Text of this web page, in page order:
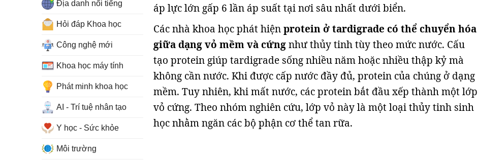
áp lực lớn gấp 6 lần áp suất tại nơi sâu nhất dưới biển.
Các nhà khoa học phát hiệnprotein ở tardigrade có thể chuyển hóa
giữa dạng vỏ mềm và cứngnhư thủy tinh tùy theo mức nước. Cấu
tạo protein giúp tardigrade sống nhiều năm hoặc nhiều thập kỷ mà
không cần nước. Khi được cấp nước đầy đủ, protein của chúng ở dạng
mềm. Tuy nhiên, khi mất nước, các protein bắt đầu xếp thành một lớp
vỏ cứng. Theo nhóm nghiên cứu, lớp vỏ này là một loại thủy tinh sinh
học nhằm ngăn các bộ phận cơ thể tan rữa.
Địa danh nổi tiếng
Hỏi đáp Khoa học
Công nghệ mới
Khoa học máy tính
Phát minh khoa học
AI - Trí tuệ nhân tạo
Y học - Sức khỏe
Môi trường